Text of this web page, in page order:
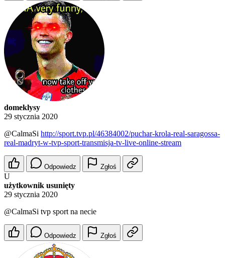
domeklysy
29 stycznia 2020
@CalmaSi http://sport.tvp.pl/46384002/puchar-krola-real-saragossa-
real-madryt-w-tvp-sport-transmisja-tv-live-online-stream
Odpowiedz Zgłoś
U
użytkownik usunięty
29 stycznia 2020
@CalmaSi tvp sport na necie
Odpowiedz Zgłoś